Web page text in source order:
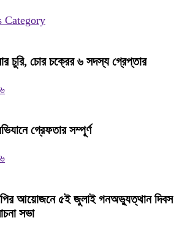
Category
চুরি, চোর চক্রের ৬ সদস্য গ্রেপ্তার
গ্রেফতার সম্পূর্ণ
আয়োজনে ৫ই জুলাই গনঅভ্যুত্থান দিবস
সভা